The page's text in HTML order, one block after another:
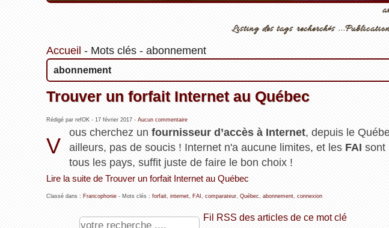
Listing des tags recherchés
Accueil - Mots clés- abonnement
abonnement
Trouver un forfait Internet au Québec
Rédigé par refOK - 17 février 2017- Aucun commentaire
V
ous cherchez un fournisseur d’accès à Internet, depuis le
ailleurs, pas de soucis ! Internet n'a aucune limites, et les FAI sont
tous les pays, suffit juste de faire le bon choix !
Lire la suite de Trouver un forfait Internet au Québec
Classé dans : Francophonie- Mots clés : forfait, internet, FAI , comparateur, Québec, abonnement, connexion
Fil RSS des articles de ce mot clé